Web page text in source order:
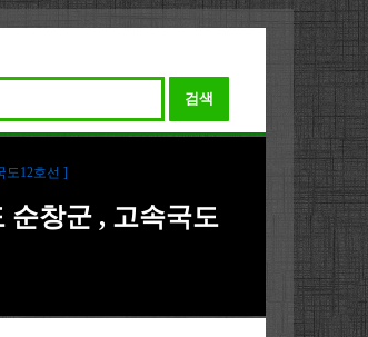
검색
도12호선 ]
순창군 , 고속국도